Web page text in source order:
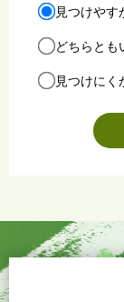
見つけやす
どちらとも
見つけにく